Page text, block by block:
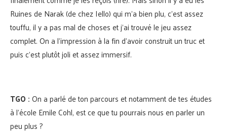
Ruines de Narak (de chez Iello) qui m’a bien plu, c’est assez
touffu, il y a pas mal de choses et j’ai trouvé le jeu assez
complet. On a l’impression à la fin d’avoir construit un truc et
puis c’est plutôt joli et assez immersif.
TGO :On a parlé de ton parcours et notamment de tes études
à l’école Emile Cohl, est ce que tu pourrais nous en parler un
peu plus ?